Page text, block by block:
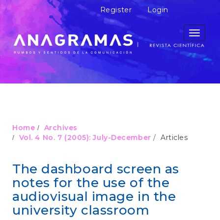
n
N
a
v
g
n
n
C
n
t
Register Login
Toggle
Home
Archives
Vol. 4 No. 7 (2005): July-December
Articles
The dashboard screen as
notes for the use of the
audiovisual image in the
university classroom